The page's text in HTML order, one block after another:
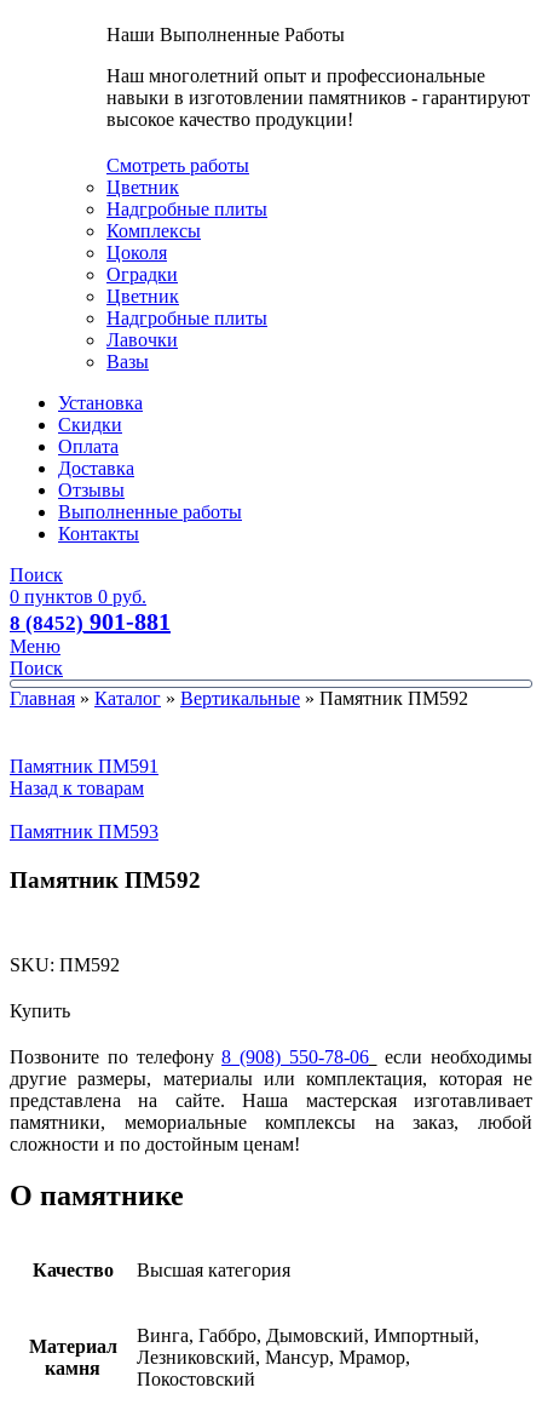
Наши Выполненные Работы
Наш многолетний опыт и профессиональные
навыки в изготовлении памятников - гарантируют
высокое качество продукции!
Смотреть работы
Цветник
Надгробные плиты
Комплексы
Цоколя
Оградки
Цветник
Надгробные плиты
Лавочки
Вазы
Установка
Скидки
Оплата
Доставка
Отзывы
Выполненные работы
Контакты
Поиск
0 пунктов 0 руб.
8 (8452) 901-881
Меню
Поиск
Главная » Каталог » Вертикальные » Памятник ПМ592
Памятник ПМ591
Назад к товарам
Памятник ПМ593
Памятник ПМ592
SKU: ПМ592
Купить
Позвоните по телефону8 (908) 550-78-06
если необходимы
другие размеры, материалы или комплектация, которая не
представлена на сайте. Наша мастерская изготавливает
памятники, мемориальные комплексы на заказ, любой
сложности и по достойным ценам!
О памятнике
Качество Высшая категория
Материал
камня
Винга, Габбро, Дымовский, Импортный,
Лезниковский, Мансур, Мрамор,
Покостовский